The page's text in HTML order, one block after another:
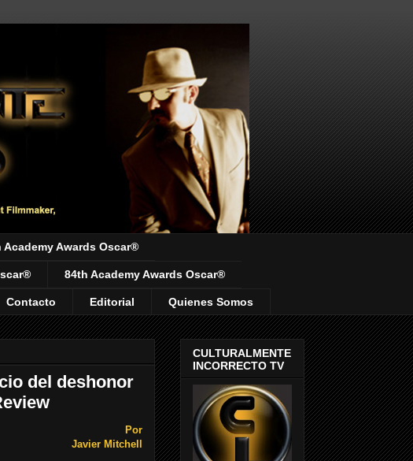
Academy Awards Oscar®
84th Academy Awards Oscar®
Contacto Editorial Quienes Somos
del deshonor
Por
Javier Mitchell
CULTURALMENTE
INCORRECTO TV